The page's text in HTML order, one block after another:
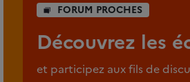
FORUM PROCHES
Découvrez les
et participez aux fils de